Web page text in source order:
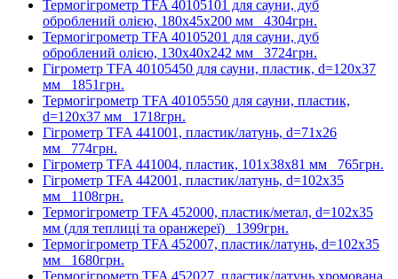
Термогігрометр TFA 40105101 для сауни, дуб
оброблений олією, 180х45х200 мм 4304грн.
Термогігрометр TFA 40105201 для сауни, дуб
оброблений олією, 130x40x242 мм 3724грн.
Гігрометр TFA 40105450 для сауни, пластик, d=120х37
мм 1851грн.
Термогігрометр TFA 40105550 для сауни, пластик,
d=120х37 мм 1718грн.
Гігрометр TFA 441001, пластик/латунь, d=71х26
мм 774грн.
Гігрометр TFA 441004, пластик, 101х38х81 мм 765грн.
Гігрометр TFA 442001, пластик/латунь, d=102х35
мм 1108грн.
Термогігрометр TFA 452000, пластик/метал, d=102х35
мм (для теплиці та оранжереї) 1399грн.
Термогігрометр TFA 452007, пластик/латунь, d=102х35
мм 1680грн.